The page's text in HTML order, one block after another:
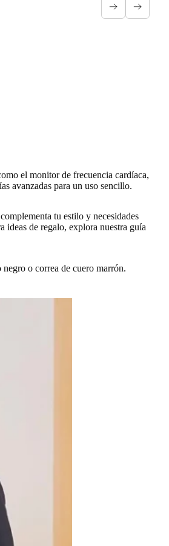
el monitor de frecuencia cardíaca,
avanzadas para un uso sencillo.
tu estilo y necesidades
ideas de regalo, explora nuestra guía
o correa de cuero marrón.